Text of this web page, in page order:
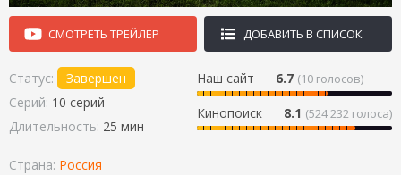
СМОТРЕТЬ ТРЕЙЛЕР ДОБАВИТЬ В СПИСОК
Наш сайт 6.7 (10 голосов)
Кинопоиск 8.1 (524 232 голоса)
Статус:
Завершен
Серий: 10 серий
Длительность: 25 мин
Страна: Россия